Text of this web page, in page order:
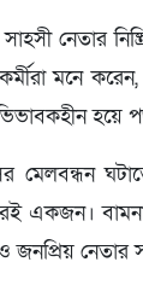
নেতার
মনে
হয়ে
মেলবন্ধন
একজন।
নেতার